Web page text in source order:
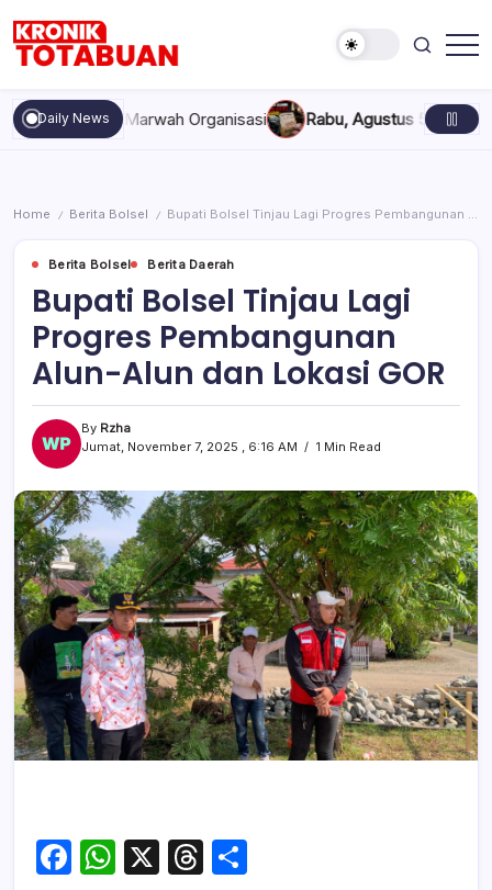
content
Totabuan
hari
ini
Kronik
Daily News
dan Marwah Organisasi Rabu, Agustus 5, 2026 , 11:44 AM
Home / Berita Bolsel / Bupati Bolsel Tinjau Lagi Progres Pembangunan Alun-Alun dan Lokasi GOR
Berita Bolsel Berita Daerah
Bupati Bolsel Tinjau Lagi
Progres Pembangunan
Alun-Alun dan Lokasi GOR
By Rzha
Jumat, November 7, 2025 , 6:16 AM
1 Min Read
F
W X
T